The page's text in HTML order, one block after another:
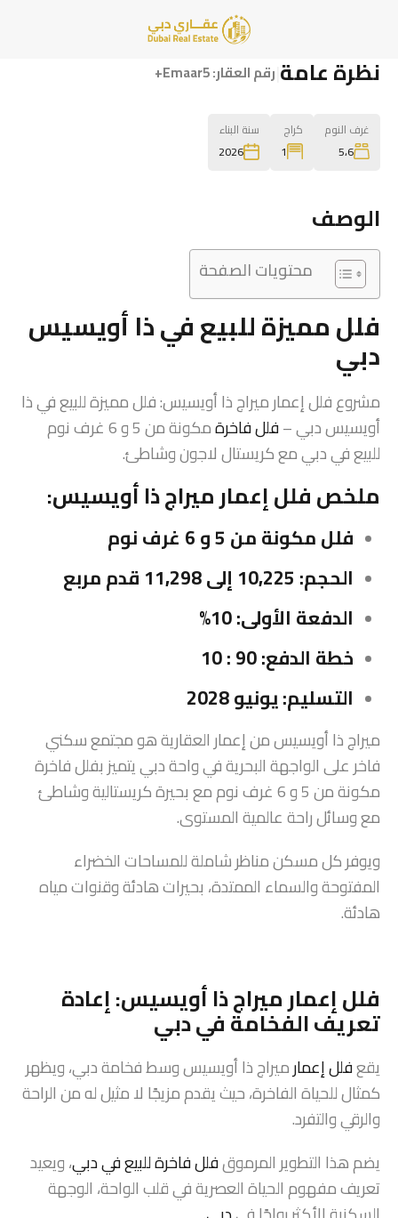
نظرة عامة رقم العقار:Emaar5+
غرف النوم
5،6
كراج
1
سنة البناء
2026
الوصف
محتويات الصفحة
فلل مميزة للبيع في ذا أويسيس
دبي
مشروع فلل إعمار ميراج ذا أويسيس: فلل مميزة للبيع في ذا
أويسيس دبي –فلل فاخرة
مكونة من 5 و 6 غرف نوم
للبيع في دبي مع كريستال لاجون وشاطئ.
ملخص فلل إعمار ميراج ذا أويسيس:
فلل مكونة من 5 و 6 غرف نوم
الحجم: 10,225 إلى 11,298 قدم مربع
الدفعة الأولى: 10%
خطة الدفع: 90 : 10
التسليم: يونيو 2028
ميراج ذا أويسيس من إعمار العقارية هو مجتمع سكني
فاخر على الواجهة البحرية في واحة دبي يتميز بفلل فاخرة
مكونة من 5 و 6 غرف نوم مع بحيرة كريستالية وشاطئ
مع وسائل راحة عالمية المستوى.
ويوفر كل مسكن مناظر شاملة للمساحات الخضراء
المفتوحة والسماء الممتدة، بحيرات هادئة وقنوات مياه
هادئة.
فلل إعمار ميراج ذا أويسيس: إعادة
تعريف الفخامة في دبي
يقعفلل إعمارميراج ذا أويسيس وسط فخامة دبي، ويظهر
كمثال للحياة الفاخرة، حيث يقدم مزيجًا لا مثيل له من الراحة
والرقي والتفرد.
يضم هذا التطوير المرموقفلل فاخرة للبيع في دبي، ويعيد
تعريف مفهوم الحياة العصرية في قلب الواحة، الوجهة